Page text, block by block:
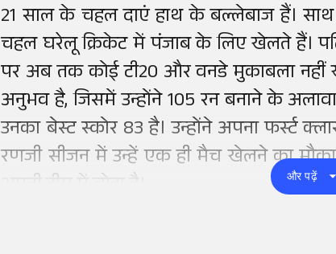
21 साल के चहल दाएं हाथ के बल्लेबाज हैं।
चहल घरेलू क्रिकेट में पंजाब के लिए खेलते हैं।
पर अब तक कोई टी20 और वनडे मुकाबला नहीं
अनुभव है, जिसमें उन्होंने 105 रन बनाने के
उनका बेस्ट स्कोर 83 है। उन्होंने अपना फर्स्ट
रणजी सीजन में उन्हें एक ही मैच खेलने का
और पढ़ें